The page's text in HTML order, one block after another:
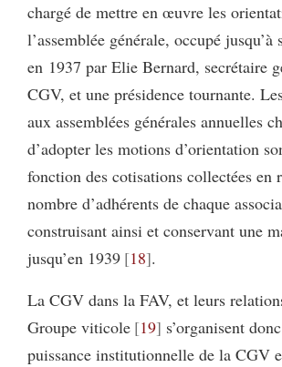
chargé de mettre en œuvre les
l’assemblée générale, occupé jusqu’à
en 1937 par Elie Bernard, secrétaire
CGV, et une présidence tournante.
aux assemblées générales annuelles
d’adopter les motions d’orientation
fonction des cotisations collectées en
nombre d’adhérents de chaque
construisant ainsi et conservant une
jusqu’en 1939 18 .
La CGV dans la FAV, et leurs
Groupe viticole 19 s’organisent
puissance institutionnelle de la CGV